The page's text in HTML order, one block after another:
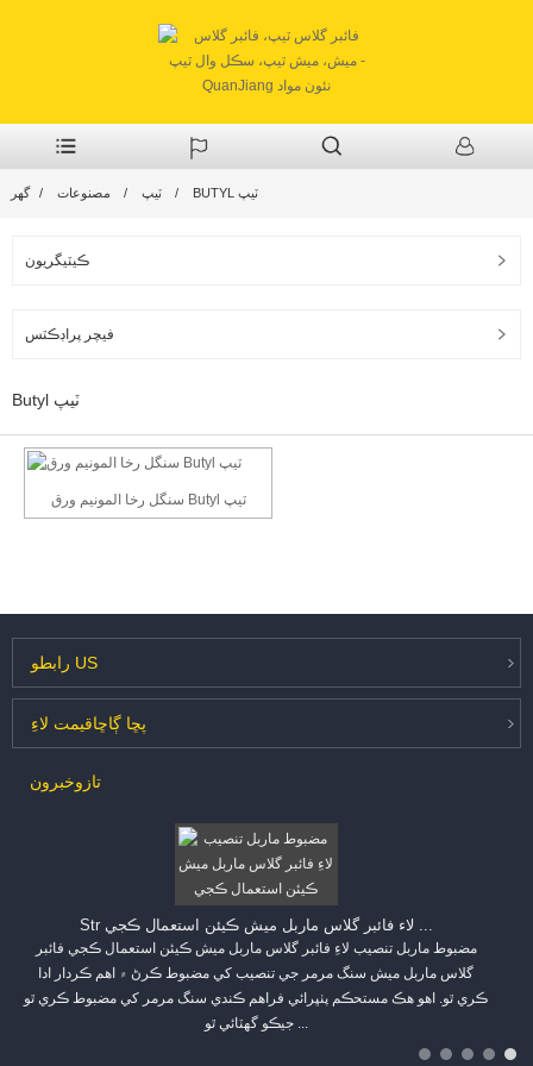
گهر مصنوعات ٽيپ BUTYL ٽيپ
ڪيٽيگريون
فيچر پراڊڪٽس
Butyl ٽيپ
سنگل رخا المونيم ورق Butyl ٽيپ
رابطو US
پڇا ڳاڇاقيمت لاءِ
تازوخبرون
Str لاء فائبر گلاس ماربل ميش ڪيئن استعمال ڪجي ...
مضبوط ماربل تنصيب لاءِ فائبر گلاس ماربل ميش ڪيئن استعمال ڪجي فائبر
گلاس ماربل ميش سنگ مرمر جي تنصيب کي مضبوط ڪرڻ ۾ اهم ڪردار ادا
ڪري ٿو. اهو هڪ مستحڪم پٺڀرائي فراهم ڪندي سنگ مرمر کي مضبوط ڪري ٿو
جيڪو گھٽائي ٿو ...